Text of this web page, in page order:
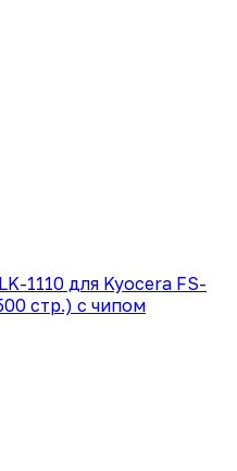
1110 для Kyocera FS-
стр.) с чипом